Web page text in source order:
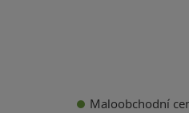
Maloobchodní